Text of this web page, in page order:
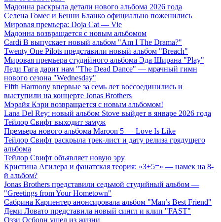
Мадонна раскрыла детали нового альбома 2026 года
Селена Гомес и Бенни Бланко официально поженились
Мировая премьера: Doja Cat — Vie
Мадонна возвращается с новым альбомом
Cardi B выпускает новый альбом "Am I The Drama?"
Twenty One Pilots представили новый альбом "Breach"
Мировая премьера студийного альбома Эда Ширана "Play"
Леди Гага дарит нам "The Dead Dance" — мрачный гимн
нового сезона "Wednesday"
Fifth Harmony впервые за семь лет воссоединились и
выступили на концерте Jonas Brothers
Мэрайя Кэри возвращается с новым альбомом!
Lana Del Rey: новый альбом Stove выйдет в январе 2026 года
Тейлор Свифт выходит замуж
Премьера нового альбома Maroon 5 — Love Is Like
Тейлор Свифт раскрыла трек-лист и дату релиза грядущего
альбома
Тейлор Свифт объявляет новую эру
Кристина Агилера и фанатская теория: «3+5=» — намек на 8-
й альбом?
Jonas Brothers представили седьмой студийный альбом —
"Greetings from Your Hometown"
Сабрина Карпентер анонсировала альбом "Man’s Best Friend"
Деми Ловато представила новый сингл и клип "FAST"
Оззи Осборн ушел из жизни